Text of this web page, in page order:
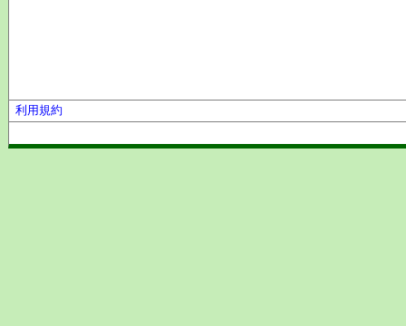
利用規約